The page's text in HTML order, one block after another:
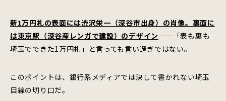
新1万円札の表面には渋沢栄一（深谷市出身）の肖像。裏面に
は東京駅（深谷産レンガで建設）のデザイン——「表も裏も
埼玉でできた1万円札」と言っても言い過ぎではない。
このポイントは、銀行系メディアでは決して書かれない埼玉
目線の切り口だ。